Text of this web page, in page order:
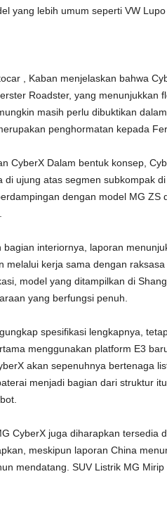
yang lebih umum seperti VW Lupo
, Kaban menjelaskan bahwa
Roadster, yang menunjukkan
masih perlu dibuktikan
penghormatan kepada
CyberX Dalam bentuk konsep,
di ujung atas segmen subkompak
dengan model MG ZS
interiornya, laporan
melalui kerja sama dengan
model yang ditampilkan di
yang berfungsi penuh.
spesifikasi lengkapnya,
menggunakan platform E3
akan sepenuhnya bertenaga
menjadi bagian dari struktur
CyberX juga diharapkan tersedia
meskipun laporan China
mendatang. SUV Listrik MG